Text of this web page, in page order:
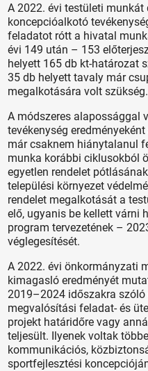
A 2022. évi testületi
koncepcióalkotó
feladatot rótt a hivatal
évi 149 után – 153
helyett 165 db kt-határozat
35 db helyett tavaly már
megalkotására volt
A módszeres alapossággal
tevékenység
már csaknem hiánytalanul
munka korábbi ciklusokból
egyetlen rendelet
települési környezet
rendelet megalkotását a
elő, ugyanis be kellett várni
program tervezetének –
véglegesítését.
A 2022. évi önkormányzati
kimagasló eredményét
2019–2024 időszakra
megvalósítási feladat- és
projekt határidőre vagy
teljesült. Ilyenek voltak
kommunikációs,
sportfejlesztési